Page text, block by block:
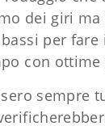
dei giri
per fare
con ottime
sempre